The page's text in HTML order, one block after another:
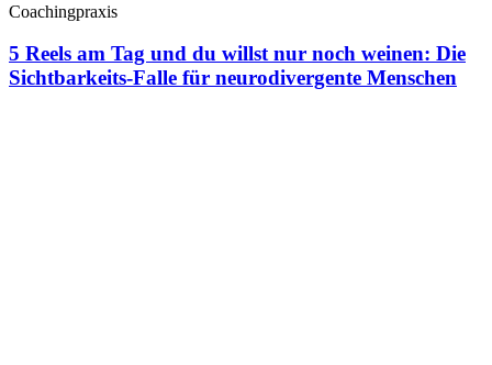
Coachingpraxis
5 Reels am Tag und du willst nur noch weinen: Die
Sichtbarkeits-Falle für neurodivergente Menschen